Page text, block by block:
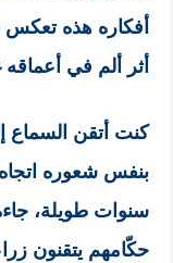
أفكاره هذه تعكس
أثر ألم في
كنت أتقن السماع
بنفس شعوره اتجاه
سنوات طويلة،
حكّامهم يتقنون